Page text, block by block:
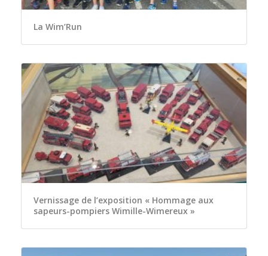
La Wim’Run
Vernissage de l’exposition « Hommage aux
sapeurs-pompiers Wimille-Wimereux »